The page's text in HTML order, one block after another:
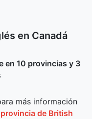
en Canadá
en 10 provincias y 3
más información
de British